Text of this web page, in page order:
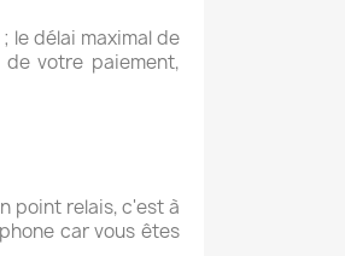
le délai maximal de
votre paiement,
point relais, c'est à
car vous êtes